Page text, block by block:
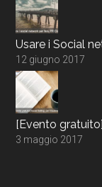
Usare i Social
12 giugno 2017
[Evento
3 maggio 2017